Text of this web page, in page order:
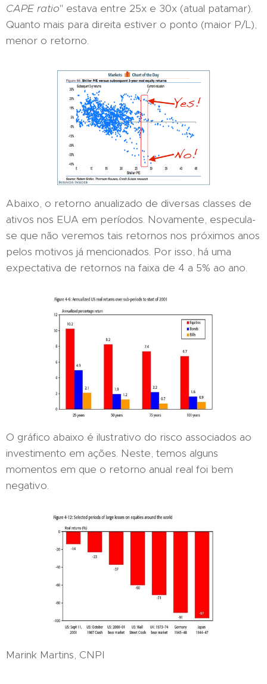
CAPE ratio" estava entre 25x e 30x (atual patamar).
Quanto mais para direita estiver o ponto (maior P/L),
menor o retorno.
Abaixo, o retorno anualizado de diversas classes de
ativos nos EUA em períodos. Novamente, especula-
se que não veremos tais retornos nos próximos anos
pelos motivos já mencionados. Por isso, há uma
expectativa de retornos na faixa de 4 a 5% ao ano.
O gráfico abaixo é ilustrativo do risco associados ao
investimento em ações. Neste, temos alguns
momentos em que o retorno anual real foi bem
negativo.
Marink Martins, CNPI